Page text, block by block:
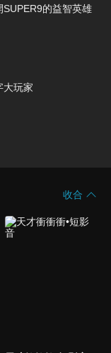
的益智英雄
大玩家
收合